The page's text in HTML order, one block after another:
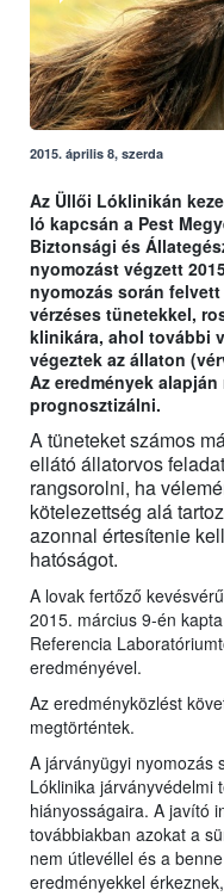
2015. április 8, szerda
Az Üllői Lóklinikán
ló kapcsán a Pest
Biztonsági és
nyomozást végzett
nyomozás során
vérzéses tünetekkel,
klinikára, ahol további
végeztek az állaton
Az eredmények
prognosztizálni.
A tüneteket számos
ellátó állatorvos
rangsorolni, ha
kötelezettség alá
azonnal értesítenie
hatóságot.
A lovak fertőző
2015. március 9-én
Referencia
eredményével.
Az eredményközlést
megtörténtek.
A járványügyi nyomozás
Lóklinika járványvédelmi
hiányosságaira. A javító
továbbiakban azokat a
nem útlevéllel és a
eredményekkel